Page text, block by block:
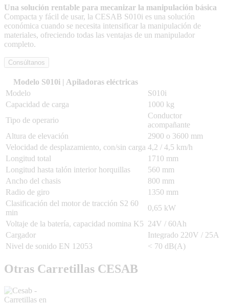
Una solución rentable para mecanizar la manipulación básica
Compacta y fácil de usar, la CESAB S010i es una solución
económica cuando se necesita intensificar la manipulación de
materiales, ofreciendo todas las ventajas de un manipulador
completo.
Consúltanos
Modelo S010i | Apiladoras eléctricas
Modelo
S010i
Capacidad de carga
1000 kg
Tipo de operario
Conductor
acompañante
Altura de elevación
2900 o 3600 mm
Velocidad de desplazamiento, con/sin carga 4,2 / 4,5 km/h
Longitud total
1710 mm
Longitud hasta talón interior horquillas
560 mm
Ancho del chasis
800 mm
Radio de giro
1350 mm
Clasificación del motor de tracción S2 60
min
0,65 kW
Voltaje de la batería, capacidad nomina K5 24V / 60Ah
Cargador
Integrado 220V / 25A
Nivel de sonido EN 12053
< 70 dB(A)
Otras Carretillas CESAB